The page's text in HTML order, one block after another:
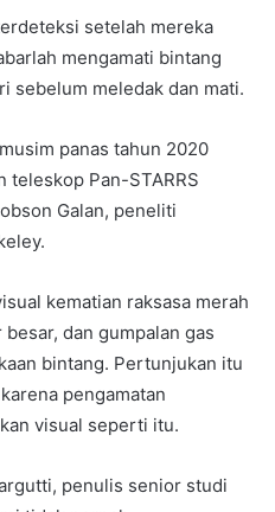
setelah mereka
mengamati bintang
sebelum meledak dan mati.
panas tahun 2020
teleskop Pan-STARRS
Galan, peneliti
kematian raksasa merah
dan gumpalan gas
bintang. Pertunjukan itu
pengamatan
visual seperti itu.
penulis senior studi